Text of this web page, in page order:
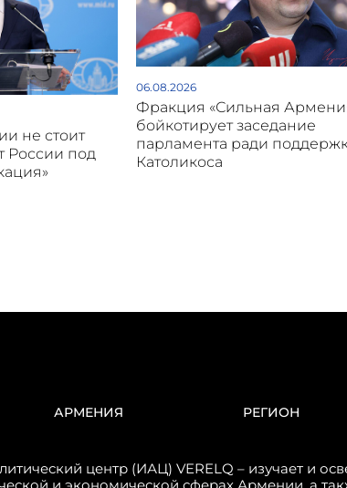
не стоит
России под
06.08.2026
Фракция «Сильная
бойкотирует заседание
парламента ради
Католикоса
АРМЕНИЯ РЕГИОН
центр (ИАЦ) VERELQ – изучает и